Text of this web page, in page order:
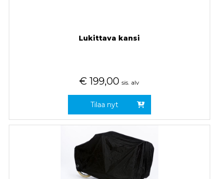
Lukittava kansi
€ 199,00 sis. alv
Tilaa nyt